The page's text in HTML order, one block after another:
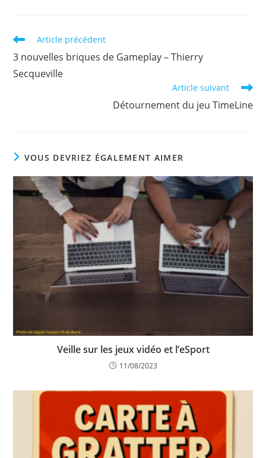
Read
articles
Article précédent
3 nouvelles briques de Gameplay – Thierry
Secqueville
Article suivant
Détournement du jeu TimeLine
VOUS DEVRIEZ ÉGALEMENT AIMER
Veille sur les jeux vidéo et l’eSport
11/08/2023